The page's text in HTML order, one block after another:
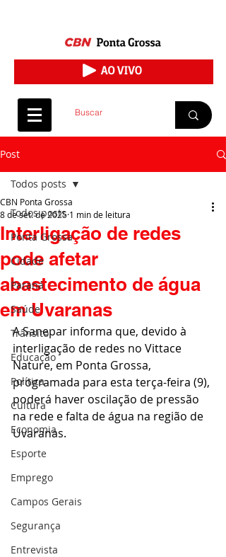
Post
Todos posts
Ponta Grossa
Cidade
Paraná
Saúde
Trânsito
Educação
Política
Cultura
Economia
Esporte
Emprego
Campos Gerais
Segurança
Entrevista
Todos posts
Interligação de redes
pode afetar
abastecimento de água
em Uvaranas
CBN Ponta Grossa
8 de set. de 2025 1 min de leitura
A Sanepar informa que, devido à
interligação de redes no Vittace
Nature, em Ponta Grossa,
programada para esta terça-feira (9),
poderá haver oscilação de pressão
na rede e falta de água na região de
Uvaranas.